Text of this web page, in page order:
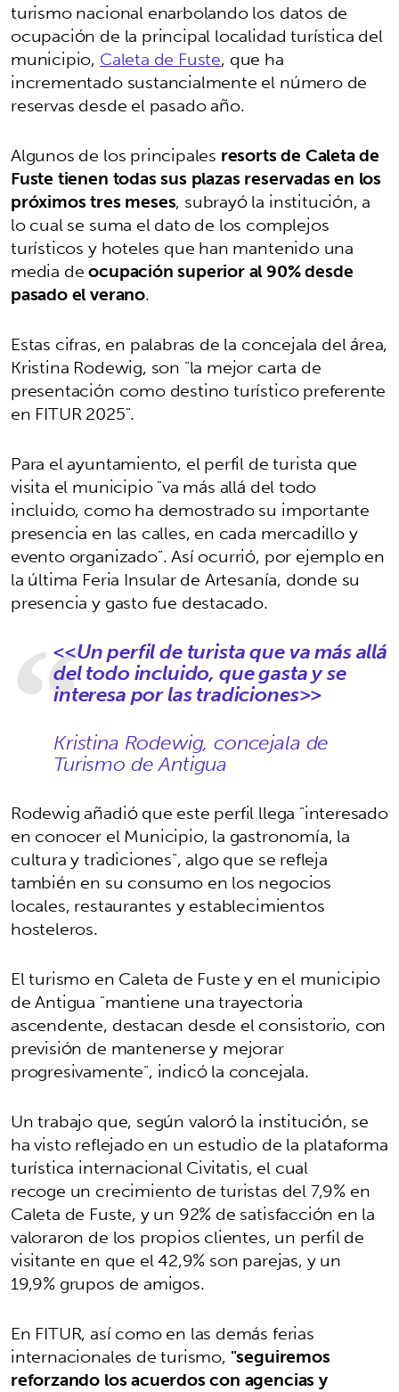
turismo nacional enarbolando los datos de
ocupación de la principal localidad turística del
municipio,Caleta de Fuste, que ha
incrementado sustancialmente el número de
reservas desde el pasado año.
Algunos de los principales resorts de Caleta de
Fuste tienen todas sus plazas reservadas en los
próximos tres meses, subrayó la institución, a
lo cual se suma el dato de los complejos
turísticos y hoteles que han mantenido una
media deocupación superior al 90% desde
pasado el verano.
Estas cifras, en palabras de la concejala del área,
Kristina Rodewig, son "la mejor carta de
presentación como destino turístico preferente
en FITUR 2025".
Para el ayuntamiento, el perfil de turista que
visita el municipio "va más allá del todo
incluido, como ha demostrado su importante
presencia en las calles, en cada mercadillo y
evento organizado". Así ocurrió, por ejemplo en
la última Feria Insular de Artesanía, donde su
presencia y gasto fue destacado.
<<Un perfil de turista que va más allá
del todo incluido, que gasta y se
interesa por las tradiciones>>
Kristina Rodewig, concejala de
Turismo de Antigua
Rodewig añadió que este perfil llega "interesado
en conocer el Municipio, la gastronomía, la
cultura y tradiciones", algo que se refleja
también en su consumo en los negocios
locales, restaurantes y establecimientos
hosteleros.
El turismo en Caleta de Fuste y en el municipio
de Antigua "mantiene una trayectoria
ascendente, destacan desde el consistorio, con
previsión de mantenerse y mejorar
progresivamente", indicó la concejala.
Un trabajo que, según valoró la institución, se
ha visto reflejado en un estudio de la plataforma
turística internacional Civitatis, el cual
recoge un crecimiento de turistas del 7,9% en
Caleta de Fuste, y un 92% de satisfacción en la
valoraron de los propios clientes, un perfil de
visitante en que el 42,9% son parejas, y un
19,9% grupos de amigos.
En FITUR, así como en las demás ferias
internacionales de turismo, "seguiremos
reforzando los acuerdos con agencias y